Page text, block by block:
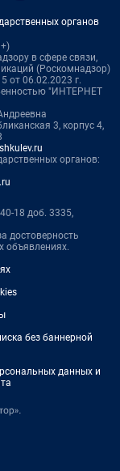
органов
в сфере связи,
(Роскомнадзор)
от 06.02.2023 г.
"ИНТЕРНЕТ
3, корпус 4,
органов:
18 доб. 3335,
достоверность
объявлениях.
без баннерной
данных и